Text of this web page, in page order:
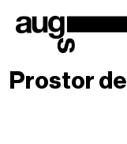
Prostor